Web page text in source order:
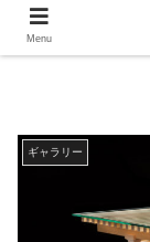
ギャラリー
Menu